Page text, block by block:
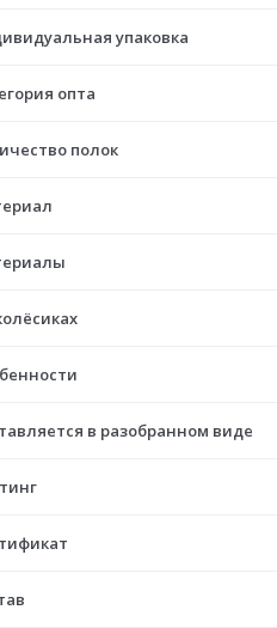
упаковка
опта
полок
в разобранном виде